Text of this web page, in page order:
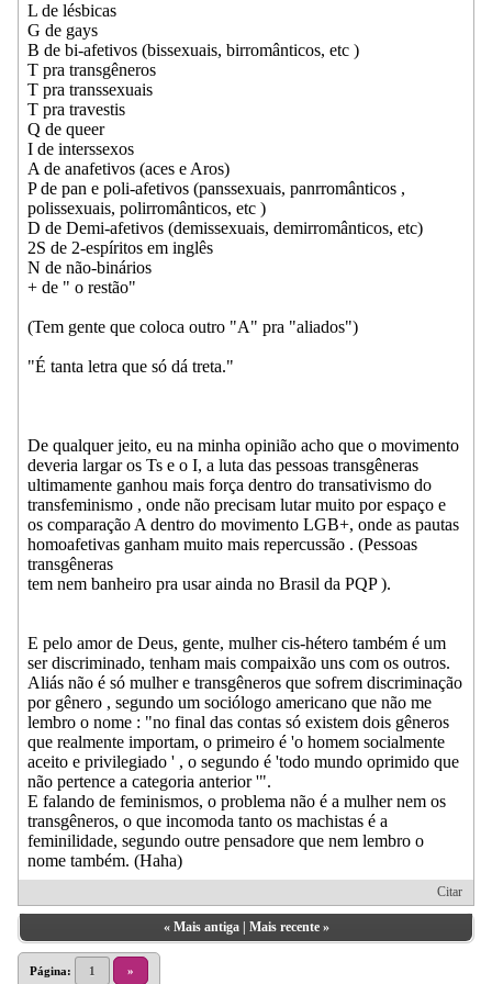
L de lésbicas
G de gays
B de bi-afetivos (bissexuais, birromânticos, etc )
T pra transgêneros
T pra transsexuais
T pra travestis
Q de queer
I de interssexos
A de anafetivos (aces e Aros)
P de pan e poli-afetivos (panssexuais, panrromânticos ,
polissexuais, polirromânticos, etc )
D de Demi-afetivos (demissexuais, demirromânticos, etc)
2S de 2-espíritos em inglês
N de não-binários
+ de " o restão"
(Tem gente que coloca outro "A" pra "aliados")
"É tanta letra que só dá treta."
De qualquer jeito, eu na minha opinião acho que o movimento
deveria largar os Ts e o I, a luta das pessoas transgêneras
ultimamente ganhou mais força dentro do transativismo do
transfeminismo , onde não precisam lutar muito por espaço e
os comparação A dentro do movimento LGB+, onde as pautas
homoafetivas ganham muito mais repercussão . (Pessoas
transgêneras
tem nem banheiro pra usar ainda no Brasil da PQP ).
E pelo amor de Deus, gente, mulher cis-hétero também é um
ser discriminado, tenham mais compaixão uns com os outros.
Aliás não é só mulher e transgêneros que sofrem discriminação
por gênero , segundo um sociólogo americano que não me
lembro o nome : "no final das contas só existem dois gêneros
que realmente importam, o primeiro é 'o homem socialmente
aceito e privilegiado ' , o segundo é 'todo mundo oprimido que
não pertence a categoria anterior '".
E falando de feminismos, o problema não é a mulher nem os
transgêneros, o que incomoda tanto os machistas é a
feminilidade, segundo outre pensadore que nem lembro o
nome também. (Haha)
Citar
« Mais antiga| Mais recente»
Página: 1 »